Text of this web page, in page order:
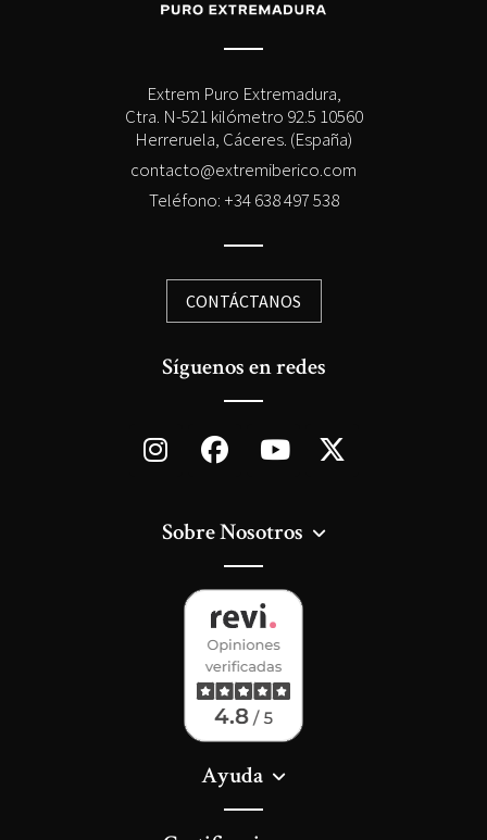
Extrem Puro Extremadura,
Ctra. N-521 kilómetro 92.5 10560
Herreruela, Cáceres. (España)
contacto@extremiberico.com
Teléfono: +34 638 497 538
CONTÁCTANOS
Síguenos en redes
Sobre Nosotros
Ayuda